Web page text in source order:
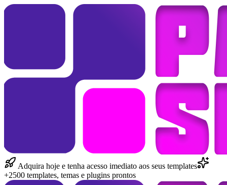
Adquira hoje e tenha acesso imediato aos seus templates
+2500 templates, temas e plugins prontos